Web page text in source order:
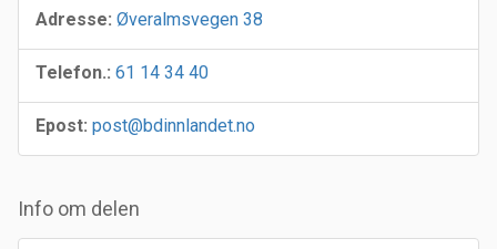
Adresse: Øveralmsvegen 38
Telefon.: 61 14 34 40
Epost: post@bdinnlandet.no
Info om delen